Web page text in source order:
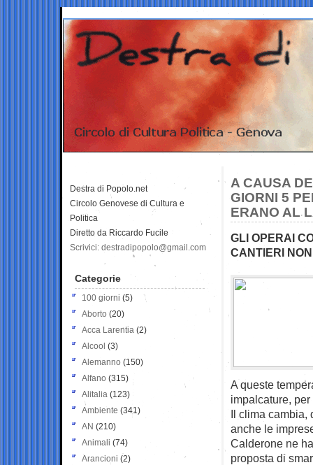
A CAUSA
GIORNI 5
ERANO AL
GLI OPERAI
CANTIERI
A queste
impalcature,
Il clima cambia,
anche le
Calderone ne
proposta di
Destra di Popolo.net
Circolo Genovese di Cultura e
Politica
Diretto da Riccardo Fucile
Scrivici: destradipopolo@gmail.com
Categorie
100 giorni (5)
Aborto (20)
Acca Larentia (2)
Alcool (3)
Alemanno (150)
Alfano (315)
Alitalia (123)
Ambiente (341)
AN (210)
Animali (74)
Arancioni (2)